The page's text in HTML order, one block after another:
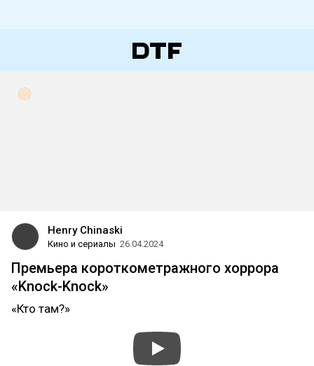
Henry Chinaski
Кино и сериалы 26.04.2024
Премьера короткометражного хоррора
«Knock-Knock»
«Кто там?»